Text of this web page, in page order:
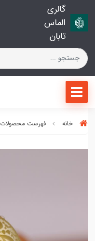
گالری
الماس
تابان
خانه فهرست محصولات